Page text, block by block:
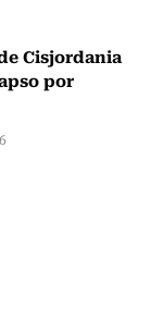
Cisjordania
por